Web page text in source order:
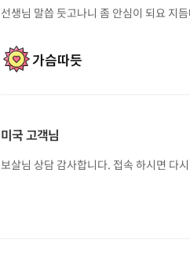
선생님 말씁 듯고나니 좀 안심이 되요 지
가슴따듯
미국고객님
보살님 상담 감사합니다. 접속 하시면 다